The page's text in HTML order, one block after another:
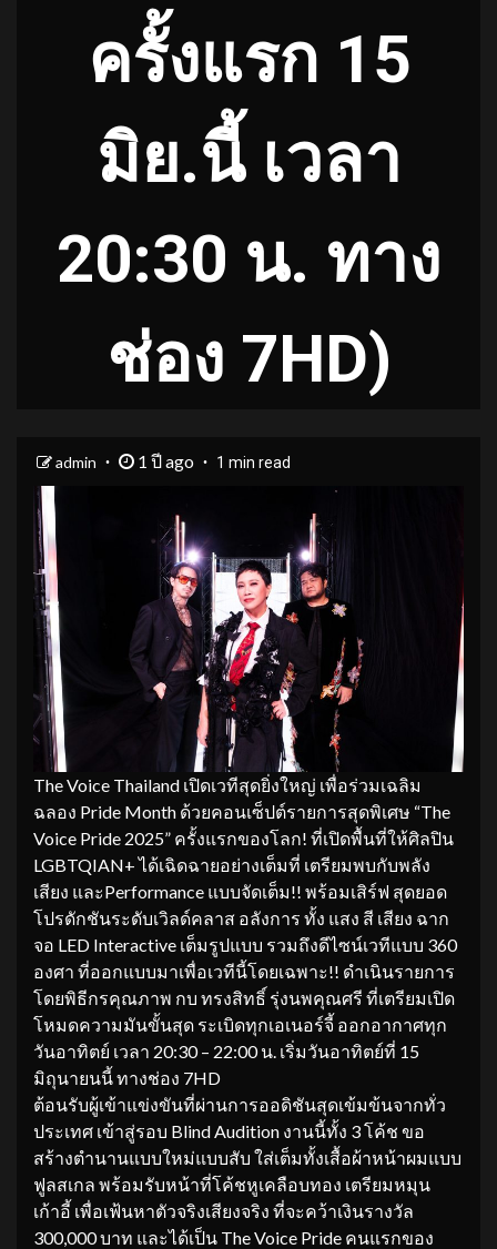
ครั้งแรก 15
มิย.นี้ เวลา
20:30 น. ทาง
ช่อง 7HD)
admin 1 ปี ago 1 min read
The Voice Thailand เปิดเวทีสุดยิ่งใหญ่ เพื่อร่วมเฉลิม
ฉลอง Pride Month ด้วยคอนเซ็ปต์รายการสุดพิเศษ “The
Voice Pride 2025” ครั้งแรกของโลก! ที่เปิดพื้นที่ให้ศิลปิน
LGBTQIAN+ ได้เฉิดฉายอย่างเต็มที่ เตรียมพบกับพลัง
เสียง และPerformance แบบจัดเต็ม!! พร้อมเสิร์ฟ สุดยอด
โปรดักชันระดับเวิลด์คลาส อลังการ ทั้ง แสง สี เสียง ฉาก
จอ LED Interactive เต็มรูปแบบ รวมถึงดีไซน์เวทีแบบ 360
องศา ที่ออกแบบมาเพื่อเวทีนี้โดยเฉพาะ!! ดำเนินรายการ
โดยพิธีกรคุณภาพ กบ ทรงสิทธิ์ รุ่งนพคุณศรี ที่เตรียมเปิด
โหมดความมันขั้นสุด ระเบิดทุกเอเนอร์จี้ ออกอากาศทุก
วันอาทิตย์ เวลา 20:30 – 22:00 น. เริ่มวันอาทิตย์ที่ 15
มิถุนายนนี้ ทางช่อง 7HD
ต้อนรับผู้เข้าแข่งขันที่ผ่านการออดิชันสุดเข้มข้นจากทั่ว
ประเทศ เข้าสู่รอบ Blind Audition งานนี้ทั้ง 3 โค้ช ขอ
สร้างตำนานแบบใหม่แบบสับ ใส่เต็มทั้งเสื้อผ้าหน้าผมแบบ
ฟูลสเกล พร้อมรับหน้าที่โค้ชหูเคลือบทอง เตรียมหมุน
เก้าอี้ เพื่อเฟ้นหาตัวจริงเสียงจริง ที่จะคว้าเงินรางวัล
300,000 บาท และได้เป็น The Voice Pride คนแรกของ